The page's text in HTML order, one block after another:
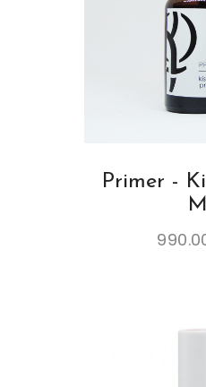
Primer -
Ml